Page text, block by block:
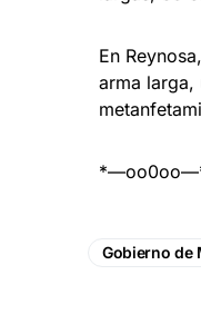
En
arma
Gobierno de